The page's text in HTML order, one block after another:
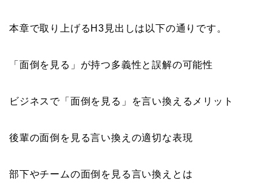
本章で取り上げるH3見出しは以下の通りです。
「面倒を見る」が持つ多義性と誤解の可能性
ビジネスで「面倒を見る」を言い換えるメリット
後輩の面倒を見る言い換えの適切な表現
部下やチームの面倒を見る言い換えとは